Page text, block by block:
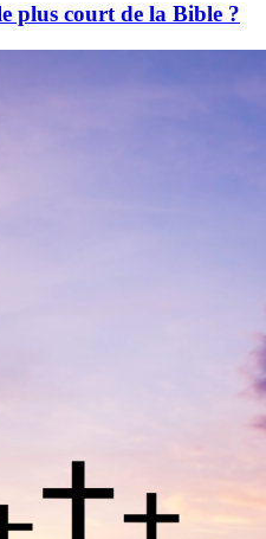
plus court de la Bible ?